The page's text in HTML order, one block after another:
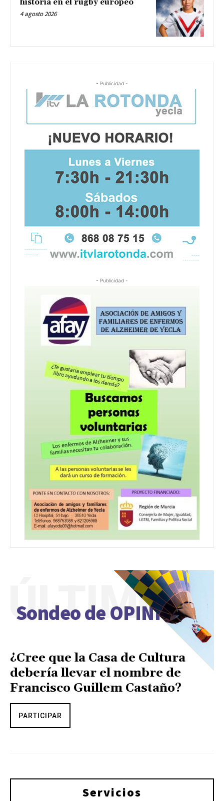
historia en el rugby europeo
4 agosto 2026
- Publicidad -
- Publicidad -
Sondeo de OPINIÓN
ÚLTIMO
¿Cree que la Casa de Cultura
debería llevar el nombre de
Francisco Guillem Castaño?
PARTICIPAR
Servicios